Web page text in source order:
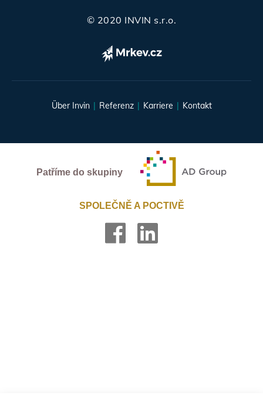
© 2020 INVIN s.r.o.
Über Invin Referenz Karriere Kontakt
Patříme do skupiny
SPOLEČNĚ A POCTIVĚ